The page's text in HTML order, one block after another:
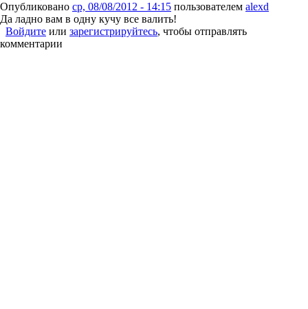
Опубликовано ср, 08/08/2012 - 14:15 пользователем alexd
Да ладно вам в одну кучу все валить!
Войдите или зарегистрируйтесь, чтобы отправлять
комментарии